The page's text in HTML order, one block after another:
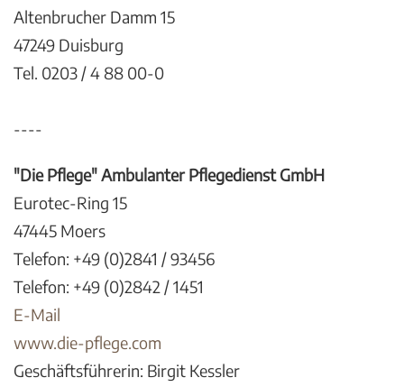
Altenbrucher Damm 15
47249 Duisburg
Tel. 0203 / 4 88 00-0
----
"Die Pflege" Ambulanter Pflegedienst GmbH
Eurotec-Ring 15
47445 Moers
Telefon: +49 (0)2841 / 93456
Telefon: +49 (0)2842 / 1451
E-Mail
www.die-pflege.com
Geschäftsführerin: Birgit Kessler